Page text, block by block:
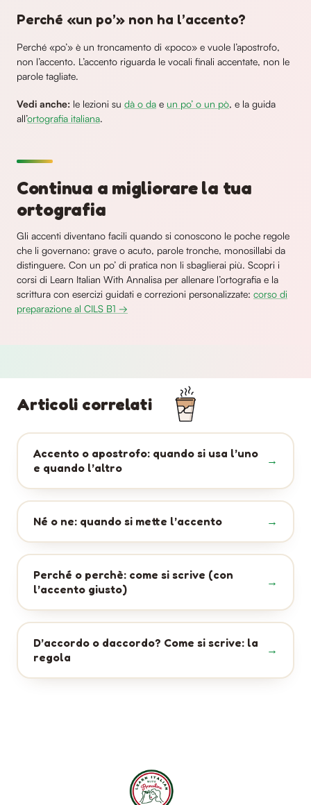
Perché «un po’» non ha l’accento?
Perché «po’» è un troncamento di «poco» e vuole l’apostrofo,
non l’accento. L’accento riguarda le vocali finali accentate, non le
parole tagliate.
Vedi anche: le lezioni su dà o da e un po’ o un pò, e la guida
all’ortografia italiana.
Continua a migliorare la tua
ortografia
Gli accenti diventano facili quando si conoscono le poche regole
che li governano: grave o acuto, parole tronche, monosillabi da
distinguere. Con un po’ di pratica non li sbaglierai più. Scopri i
corsi di Learn Italian With Annalisa per allenare l’ortografia e la
scrittura con esercizi guidati e correzioni personalizzate: corso di
preparazione al CILS B1 →
Articoli correlati
Accento o apostrofo: quando si usa l’uno
e quando l’altro
Né o ne: quando si mette l’accento
Perché o perchè: come si scrive (con
l’accento giusto)
D’accordo o daccordo? Come si scrive: la
regola